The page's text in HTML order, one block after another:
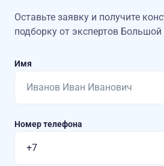
Оставьте заявку и получите
подборку от экспертов
Имя
Номер телефона